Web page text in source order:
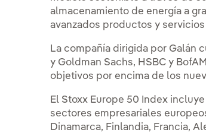
almacenamiento de energía a
avanzados productos y
La compañía dirigida por Galán
y Goldman Sachs, HSBC y
objetivos por encima de los
El Stoxx Europe 50 Index
sectores empresariales
Dinamarca, Finlandia, Francia,